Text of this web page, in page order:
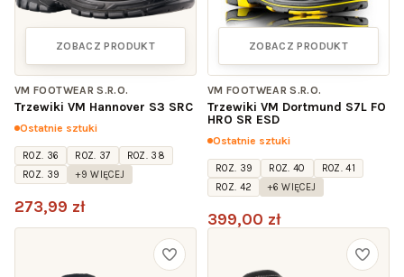
ZOBACZ PRODUKT
VM FOOTWEAR S.R.O.
Trzewiki VM Hannover S3 SRC
Ostatnie sztuki
ROZ. 36 ROZ. 37
ROZ. 38
ROZ. 39
+9 WIĘCEJ
273,99 zł
ZOBACZ PRODUKT
VM FOOTWEAR S.R.O.
Trzewiki VM Dortmund S7L FO
HRO SR ESD
Ostatnie sztuki
ROZ. 39 ROZ. 40
ROZ. 41
ROZ. 42
+6 WIĘCEJ
399,00 zł